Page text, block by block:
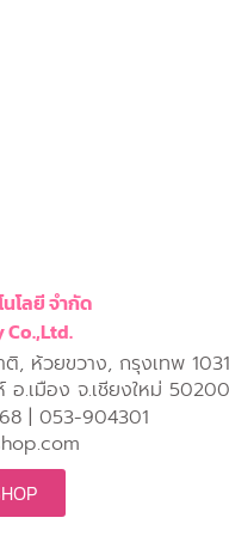
โลยี จำกัด
, ห้วยขวาง, กรุงเทพ
.เมือง จ.เชียงใหม่ 50200
| 053-904301